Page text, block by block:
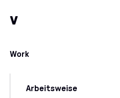
v
Work
Arbeitsweise